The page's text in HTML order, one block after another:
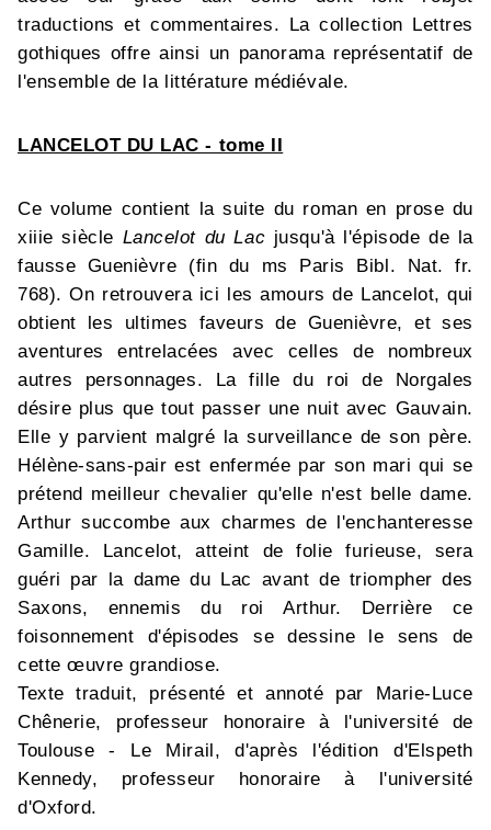
traductions et commentaires. La collection Lettres
gothiques offre ainsi un panorama représentatif de
l'ensemble de la littérature médiévale.
LANCELOT DU LAC - tome II
Ce volume contient la suite du roman en prose du
xiiie siècle Lancelot du Lac jusqu'à l'épisode de la
fausse Guenièvre (fin du ms Paris Bibl. Nat. fr.
768). On retrouvera ici les amours de Lancelot, qui
obtient les ultimes faveurs de Guenièvre, et ses
aventures entrelacées avec celles de nombreux
autres personnages. La fille du roi de Norgales
désire plus que tout passer une nuit avec Gauvain.
Elle y parvient malgré la surveillance de son père.
Hélène-sans-pair est enfermée par son mari qui se
prétend meilleur chevalier qu'elle n'est belle dame.
Arthur succombe aux charmes de l'enchanteresse
Gamille. Lancelot, atteint de folie furieuse, sera
guéri par la dame du Lac avant de triompher des
Saxons, ennemis du roi Arthur. Derrière ce
foisonnement d'épisodes se dessine le sens de
cette œuvre grandiose.
Texte traduit, présenté et annoté par Marie-Luce
Chênerie, professeur honoraire à l'université de
Toulouse - Le Mirail, d'après l'édition d'Elspeth
Kennedy, professeur honoraire à l'université
d'Oxford.